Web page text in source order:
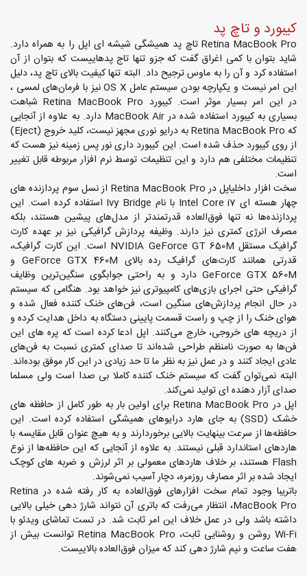
کیبورد و تاچ پد
Retina MacBook Pro تاچ پد همیشگی شیشه ای اپل را به همراه دارد.
شاید بتوان با کمی اغراق گفت که جزو تنها تاج پدهاییست که بتوان از آن
استفاده کرد و آن را به ماوس ترجیح داد. البته تنها کیفیت بالای تاچ پد، دلیل
این امر نیست و یکپارچه بودن سیستم عامل OS X نیز با فرمان‌های لمسی ،
در این امر بسیار موثر است. کیبورد Retina MacBook Pro شباهت
بسیاری به کیبورد استفاده شده در MacBook Air دارد. به علاوه از آنجایی
که Retina MacBook Pro به درایو نوری مجهز نیست، کلید خروج (Eject)
از روی کیبورد حذف شده است. این کیبورد داری نور پس زمینه نیز هست که
تنظیمات مختلفی هم دارد و این تنظیمات توسط نرم افزار مربوطه قابل تغییر
است.
سخت افزار داخلیاپل در Retina MacBook Pro از نسل سوم پردازنده های
چهار هسته ای Intel Core i7 با نام Ivy Bridge استفاده کرده است. این
پردازنده‌ها نه تنها فوق‌العاده قدرتمندتر از مدل‌های پیشین هستند، بلکه
مصرف انرژی کمتری نیز دارند. وظیفه پردازش گرافیکی نیز بر عهده کارت
گرافیک مستقل NVIDIA GeForce GT 650M است. این کارت گرافیک،
قدرتی همانند کارت‌های گرافیک رده بالای GeForce GTX 460M و
GeForce GTX 560M دارد و به راحتی جوابگوی سنگین‌ترین وظایف
گرافیکی حتی اجرای بازی‌های کامپیوتری نیز خواهد بود. هنگامی که سیستم
در حال انجام پردازش‌های سنگین است، فن‌های خنک کننده فعال شده و
هوای خنک را از چپ و راست قسمت پایینی دستگاه به داخل هدایت کرده و
از دریچه های خروجی، خارج می‌کنند. اپل ادعا کرده است که پره های این
فن‌ها به صورت نامنظم طراحی شده‌اند تا صدای کمتری نسبت به فن‌های
عادی ایجاد کنند و در عمل نیز به نظر ما تا حد زیادی در این کار موفق بوده‌اند.
البته نمی‌توان گفت که سیستم خنک کننده کاملا بی صدا است ولی مسلما
صدای آزار دهنده ای تولید نمی‌کند.
اپل در Retina MacBook Pro برای اولین بار به طور کامل از حافظه های
خشک (SSD) به جای هارد درایوهای همیشگی استفاده کرده است. این
حافظه‌ها از سرعت بینهایت بالایی برخوردارند و به هیچ عنوان قابل مقایسه با
هاردهای استاندارد قبلی نیستند. به علاوه از آنجایی که این حافظه‌ها از نوع
Flash هستند، بر خلاف هاردهای معمولی بر اثر لرزش و ضربه های کوچک
ایجاد شده بر اثر مصارف روزمره، دچار آسیب نمی‌شوند.
باتریبا وجود تمام سخت افزارهای فوق‌العاده به کار رفته شده در Retina
MacBook Pro، انتظار می‌رفت که باتری آن نتواند شارژ دهی خیلی بالایی
داشته باشد ولی در عمل خلاف این امر ثابت شد. در تست تماشای ویدئو با
Wi-Fi روشن و روشنایی ثابت، Retina MacBook Pro توانست بیش از
هفت ساعت و نیم شارژ دهی کند که میزان فوق‌العاده بالاییست.